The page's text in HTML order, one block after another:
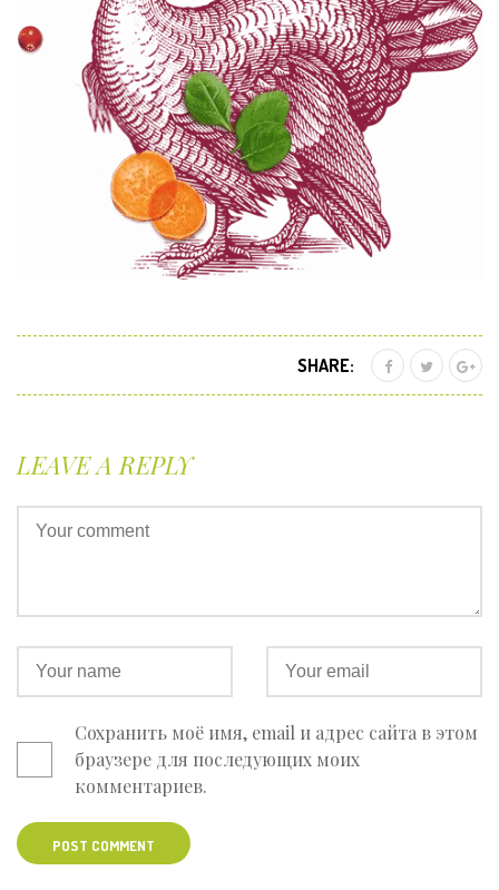
SHARE:
LEAVE A REPLY
Сохранить моё имя, email и адрес сайта в этом
браузере для последующих моих
комментариев.
POST COMMENT